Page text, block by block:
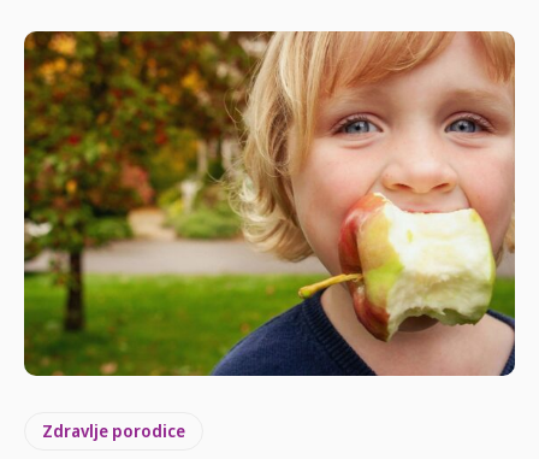
Zdravlje porodice